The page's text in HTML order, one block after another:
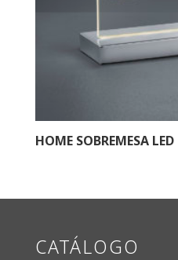
HOME SOBREMESA LED
CATÁLOGO